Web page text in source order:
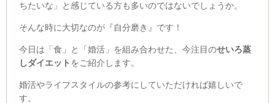
ちたいな」と感じている方も多いのではないでしょうか。
そんな時に大切なのが『自分磨き』です！
今日は「食」と「婚活」を組み合わせた、今注目のせいろ蒸
しダイエット をご紹介します。
婚活やライフスタイルの参考にしていただければ嬉しいで
す。